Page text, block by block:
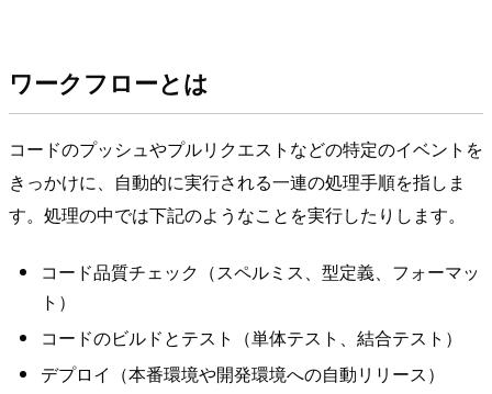
ワークフローとは
コードのプッシュやプルリクエストなどの特定のイベントを
きっかけに、自動的に実行される一連の処理手順を指しま
す。処理の中では下記のようなことを実行したりします。
コード品質チェック（スペルミス、型定義、フォーマッ
ト）
コードのビルドとテスト（単体テスト、結合テスト）
デプロイ（本番環境や開発環境への自動リリース）